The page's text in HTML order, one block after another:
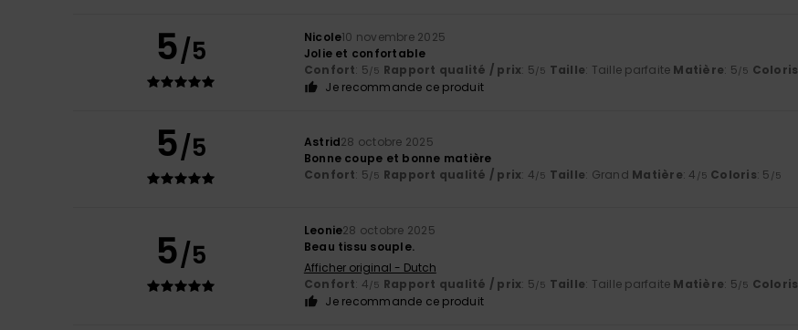
5/5 Nicole10 novembre 2025
Jolie et confortable
Confort: 5/5 Rapport qualité / prix: 5/5 Taille: Taille parfaite Matière: 5/5 Coloris
Je recommande ce produit
5/5 Astrid28 octobre 2025
Bonne coupe et bonne matière
Confort: 5/5 Rapport qualité / prix: 4/5 Taille: Grand Matière: 4 /5 Coloris: 5 /5
5/5
Leonie28 octobre 2025
Beau tissu souple.
Afficher original - Dutch
Confort: 4/5 Rapport qualité / prix: 5/5 Taille: Taille parfaite Matière: 5/5 Coloris
Je recommande ce produit